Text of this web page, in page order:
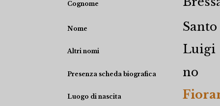
Cognome
Nome Santo
Altri nomi Luigi
Presenza scheda biografica no
Luogo di nascita